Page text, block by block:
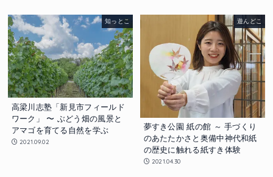
知っとこ
高梁川志塾「新見市フィールド
ワーク」 〜 ぶどう畑の風景と
アマゴを育てる自然を学ぶ
2021.09.02
遊んどこ
夢すき公園 紙の館 ～ 手づくり
のあたたかさと奥備中神代和紙
の歴史に触れる紙すき体験
2021.04.30